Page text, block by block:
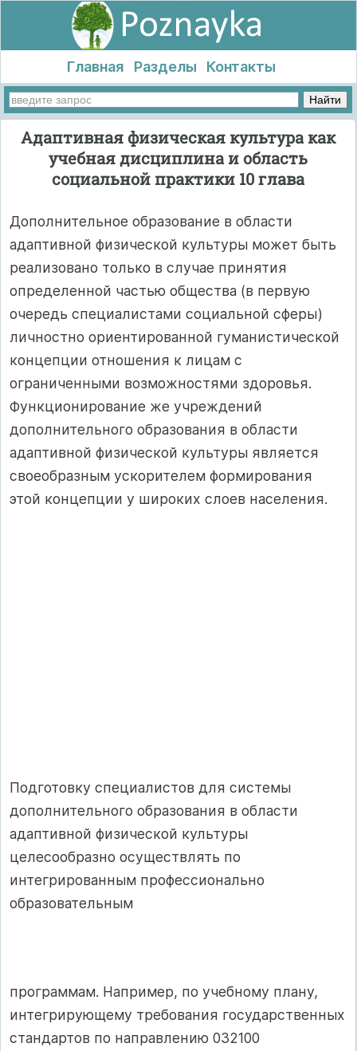
Главная Разделы Контакты
Адаптивная физическая культура как
учебная дисциплина и область
социальной практики 10 глава
Дополнительное образование в области
адаптивной физической культуры может быть
реализовано только в случае принятия
определенной частью общества (в первую
очередь специалистами социальной сферы)
личностно ориентированной гуманистической
концепции отношения к лицам с
ограниченными возможностями здоровья.
Функционирование же учреждений
дополнительного образования в области
адаптивной физической культуры является
своеобразным ускорителем формирования
этой концепции у широких слоев населения.
Подготовку специалистов для системы
дополнительного образования в области
адаптивной физической культуры
целесообразно осуществлять по
интегрированным профессионально
образовательным
программам. Например, по учебному плану,
интегрирующему требования государственных
стандартов по направлению 032100